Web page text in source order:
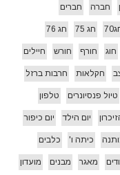
חברה חברים
חג 75 חג 76
חוג חורף חורש חיילים
חקלאות חרבות ברזל
טיול פנסיונרים טלפון
יום הילד יום כיפור
כיתה ו' כלבים
מאגר מבנים מועדון